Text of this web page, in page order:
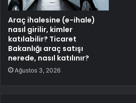
Araç ihalesine (e-ihale)
nasıl girilir, kimler
katılabilir? Ticaret
Bakanlığı araç satışı
nerede, nasıl katılınır?
Ağustos 3, 2026